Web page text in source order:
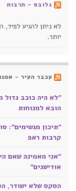
גלובס – תרבות
לא ניתן להגיע
יותר.
עכבר העיר -
"לא היה כוכב גדול
הובא למנוחות
"תיכון מגשימים":
קרבות ראפ
אודישנים"
הסקס שלא ישודר,